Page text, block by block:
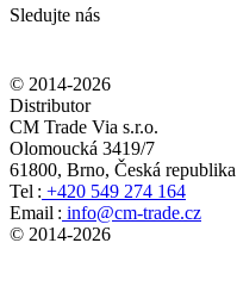
Sledujte nás
© 2014-2026
Distributor
CM Trade Via s.r.o.
Olomoucká 3419/7
61800, Brno, Česká republika
Tel : +420 549 274 164
Email : info@cm-trade.cz
© 2014-2026